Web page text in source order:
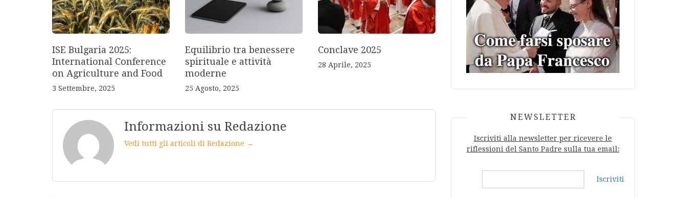
ISE Bulgaria 2025:
International Conference
on Agriculture and Food
3 Settembre, 2025
Equilibrio tra benessere
spirituale e attività
moderne
25 Agosto, 2025
Conclave 2025
28 Aprile, 2025
Informazioni su Redazione
Vedi tutti gli articoli di Redazione →
NEWSLETTER
Iscriviti alla newsletter per ricevere le
riflessioni del Santo Padre sulla tua email:
Iscriviti